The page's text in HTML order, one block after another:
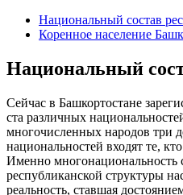
Национальный состав
Коренное население
Национальный
Сейчас в Башкортостане
ста различных
многочисленных народов три
национальностей входят те,
Именно
республиканской структуры
реальность, ставшая